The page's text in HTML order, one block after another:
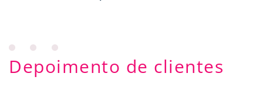
Depoimento de clientes